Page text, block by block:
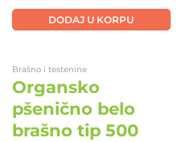
DODAJ U KORPU
Brašno i testenine
Organsko
pšenično belo
brašno tip 500